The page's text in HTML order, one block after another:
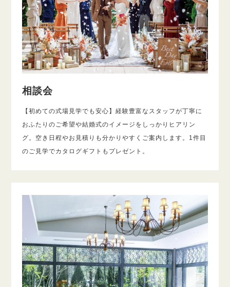
相談会
【初めての式場見学でも安心】経験豊富なスタッフが丁寧に
おふたりのご希望や結婚式のイメージをしっかりヒアリン
グ。空き日程やお見積りも分かりやすくご案内します。1件目
のご見学でカタログギフトもプレゼント。